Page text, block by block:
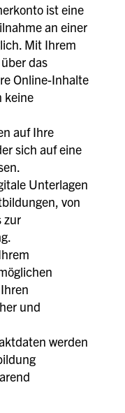
ist eine
an einer
Mit Ihrem
das
Online-Inhalte
keine
auf Ihre
sich auf eine
Unterlagen
von
zur
und
werden